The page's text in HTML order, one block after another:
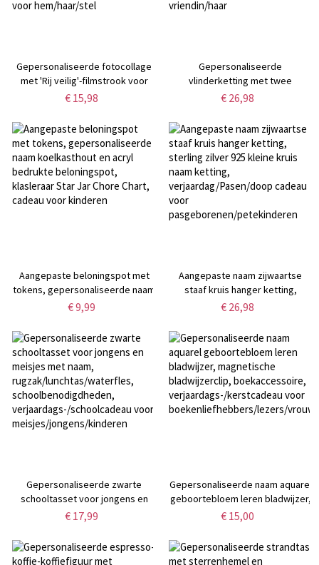
Gepersonaliseerde fotocollage
met 'Rij veilig'-filmstrook voor
stellen, autohanger,
jubileum-/Valentijnsdagcadeau
voor hem/haar/stel
€ 15,98
Gepersonaliseerde
vlinderketting met twee
geboortestenen, minimalistische
jubileum-/verjaardags-/
voor vrouw/dochter/beste
vriendin/haar
€ 26,98
Aangepaste beloningspot met
tokens, gepersonaliseerde naam
koelkasthout en acryl bedrukte
Chore Chart, cadeau voor
kinderen
€ 9,99
Aangepaste naam zijwaartse
staaf kruis hanger ketting,
sterling zilver 925 kleine kruis
verjaardag/Pasen/doop cadeau
voor
pasgeborenen/petekinderen
€ 26,98
Gepersonaliseerde zwarte
schooltasset voor jongens en
meisjes met naam,
schoolbenodigdheden,
verjaardags-/schoolcadeau voor
€ 17,99
Gepersonaliseerde naam aquarel
geboortebloem leren bladwijzer,
magnetische bladwijzerclip,
verjaardags-/kerstcadeau voor
boekenliefhebbers/lezers/
€ 15,00